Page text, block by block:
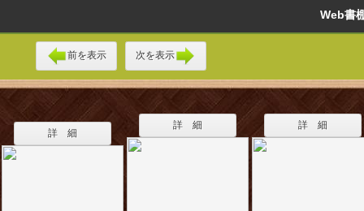
Web
前を表示 次を表示
詳 細
詳 細 詳 細